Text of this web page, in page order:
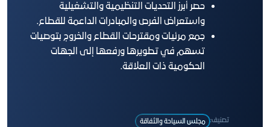
حصر أبرز التحديات التنظيمية والتشغيلية
واستعراض الفرص والمبادرات الداعمة للقطاع.
جمع مرئيات ومقترحات القطاع والخروج بتوصيات
تسهم في تطويرها ورفعها إلى الجهات
الحكومية ذات العلاقة.
تصنيف: ﻣﺠﻠﺲ اﻟﺴﯿﺎﺣﺔ واﻟﺜﻔﺎﻗﺔ